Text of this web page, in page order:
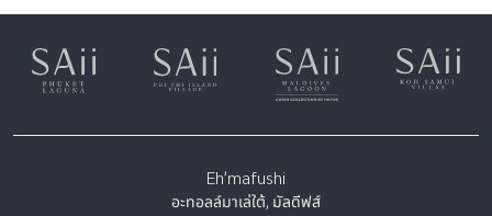
Eh’mafushi
อะทอลล์มาเล่ใต้, มัลดีฟส์